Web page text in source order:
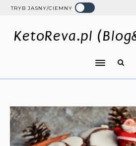
TRYB JASNY/CIEMNY
KetoReva.pl